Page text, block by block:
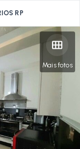
RP
Mais fotos